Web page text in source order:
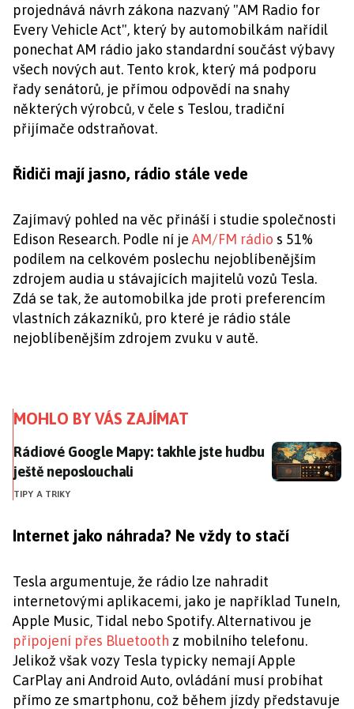
projednává návrh zákona nazvaný "AM Radio for
Every Vehicle Act", který by automobilkám nařídil
ponechat AM rádio jako standardní součást výbavy
všech nových aut. Tento krok, který má podporu
řady senátorů, je přímou odpovědí na snahy
některých výrobců, v čele s Teslou, tradiční
přijímače odstraňovat.
Řidiči mají jasno, rádio stále vede
Zajímavý pohled na věc přináší i studie společnosti
Edison Research. Podle ní je AM/FM rádio s 51%
podílem na celkovém poslechu nejoblíbenějším
zdrojem audia u stávajících majitelů vozů Tesla.
Zdá se tak, že automobilka jde proti preferencím
vlastních zákazníků, pro které je rádio stále
nejoblíbenějším zdrojem zvuku v autě.
MOHLO BY VÁS ZAJÍMAT
Rádiové Google Mapy: takhle jste hudbu ještě
Rádiové Google Mapy: takhle jste hudbu
ještě neposlouchali
TIPY A TRIKY
Internet jako náhrada? Ne vždy to stačí
Tesla argumentuje, že rádio lze nahradit
internetovými aplikacemi, jako je například TuneIn,
Apple Music, Tidal nebo Spotify. Alternativou je
připojení přes Bluetooth z mobilního telefonu.
Jelikož však vozy Tesla typicky nemají Apple
CarPlay ani Android Auto, ovládání musí probíhat
přímo ze smartphonu, což během jízdy představuje